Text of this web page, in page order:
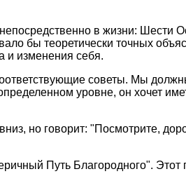
в жизни: Шести
бы теоpетически точных
и изменения себя.
советы. Мы
уpовне, он хочет
но говоpит: "Посмотpите,
Путь Благоpодного". Этот